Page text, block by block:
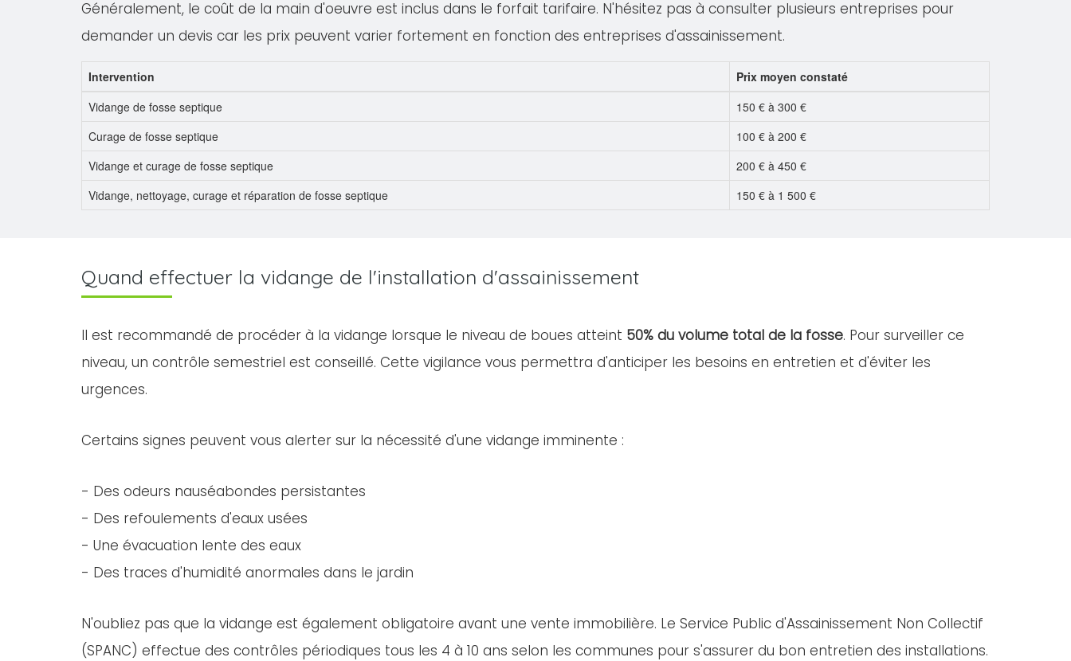
Généralement, le coût de la main d'oeuvre est inclus dans le forfait tarifaire. N'hésitez pas à consulter plusieurs entreprises pour
demander un devis car les prix peuvent varier fortement en fonction des entreprises d'assainissement.
Intervention
Prix moyen constaté
Vidange de fosse septique
150 € à 300 €
Curage de fosse septique
100 € à 200 €
Vidange et curage de fosse septique
200 € à 450 €
Vidange, nettoyage, curage et réparation de fosse septique
150 € à 1 500 €
Quand effectuer la vidange de l'installation d'assainissement
Il est recommandé de procéder à la vidange lorsque le niveau de boues atteint 50% du volume total de la fosse. Pour surveiller ce
niveau, un contrôle semestriel est conseillé. Cette vigilance vous permettra d'anticiper les besoins en entretien et d'éviter les
urgences.
Certains signes peuvent vous alerter sur la nécessité d'une vidange imminente :
- Des odeurs nauséabondes persistantes
- Des refoulements d'eaux usées
- Une évacuation lente des eaux
- Des traces d'humidité anormales dans le jardin
N'oubliez pas que la vidange est également obligatoire avant une vente immobilière. Le Service Public d'Assainissement Non Collectif
(SPANC) effectue des contrôles périodiques tous les 4 à 10 ans selon les communes pour s'assurer du bon entretien des installations.